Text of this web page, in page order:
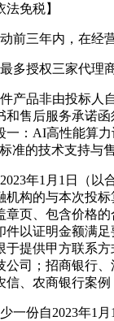
免税】
前三年内，在经
多授权三家代理商
产品非由投标人
和售后服务承诺
一：AI高性能算
准的技术支持与
年1月1日（
机构的与本次投
章页、包含价格
件以证明金额满
于提供甲方联系
公司；招商银行
、农商银行案
一份自2023年1